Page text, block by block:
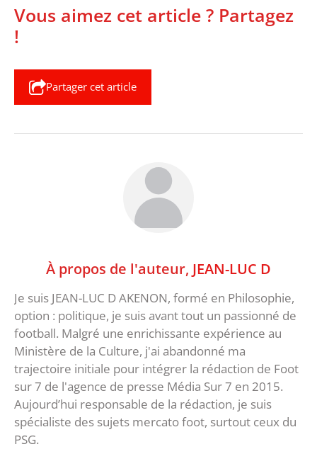
Vous aimez cet article ? Partagez
!
Partager cet article
À propos de l'auteur, JEAN-LUC D
Je suis JEAN-LUC D AKENON, formé en Philosophie,
option : politique, je suis avant tout un passionné de
football. Malgré une enrichissante expérience au
Ministère de la Culture, j'ai abandonné ma
trajectoire initiale pour intégrer la rédaction de Foot
sur 7 de l'agence de presse Média Sur 7 en 2015.
Aujourd’hui responsable de la rédaction, je suis
spécialiste des sujets mercato foot, surtout ceux du
PSG.